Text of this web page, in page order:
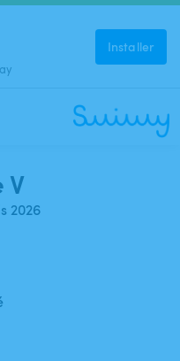
Installer
2026